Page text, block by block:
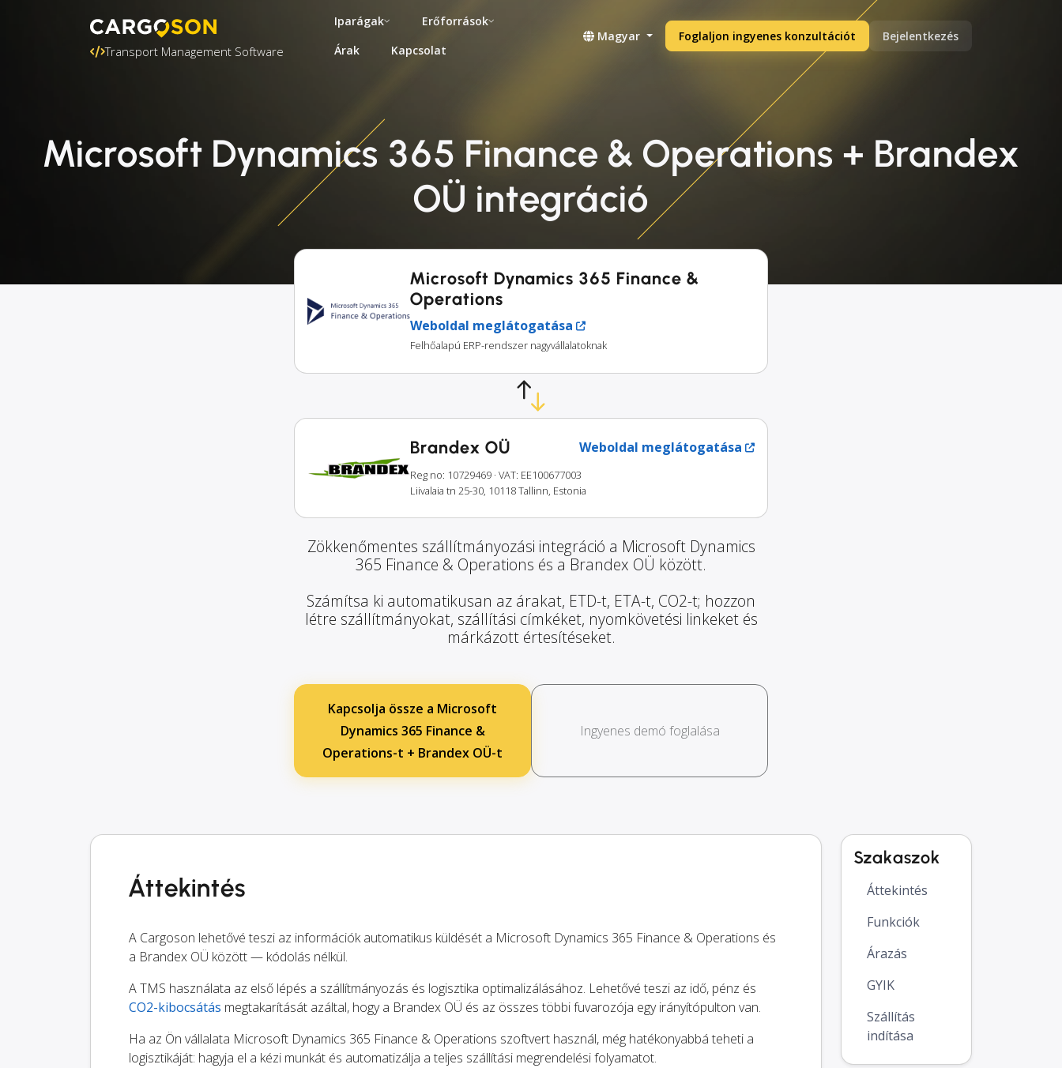
Transport Management Software
Iparágak
Erőforrások
Árak
Kapcsolat
Magyar Foglaljon ingyenes konzultációt Bejelentkezés
Microsoft Dynamics 365 Finance & Operations + Brandex
OÜ integráció
Microsoft Dynamics 365 Finance &
Operations
Weboldal meglátogatása
Felhőalapú ERP-rendszer nagyvállalatoknak
Brandex OÜ Weboldal meglátogatása
Reg no: 10729469 · VAT: EE100677003
Liivalaia tn 25-30, 10118 Tallinn, Estonia
Zökkenőmentes szállítmányozási integráció a Microsoft Dynamics
365 Finance & Operations és a Brandex OÜ között.
Számítsa ki automatikusan az árakat, ETD-t, ETA-t, CO2-t; hozzon
létre szállítmányokat, szállítási címkéket, nyomkövetési linkeket és
márkázott értesítéseket.
Kapcsolja össze a Microsoft
Dynamics 365 Finance &
Operations-t + Brandex OÜ-t
Ingyenes demó foglalása
Áttekintés
A Cargoson lehetővé teszi az információk automatikus küldését a Microsoft Dynamics 365 Finance & Operations és
a Brandex OÜ között — kódolás nélkül.
A TMS használata az első lépés a szállítmányozás és logisztika optimalizálásához. Lehetővé teszi az idő, pénz és
CO2-kibocsátás megtakarítását azáltal, hogy a Brandex OÜ és az összes többi fuvarozója egy irányítópulton van.
Ha az Ön vállalata Microsoft Dynamics 365 Finance & Operations szoftvert használ, még hatékonyabbá teheti a
logisztikáját: hagyja el a kézi munkát és automatizálja a teljes szállítási megrendelési folyamatot.
Szakaszok
Áttekintés
Funkciók
Árazás
GYIK
Szállítás
indítása